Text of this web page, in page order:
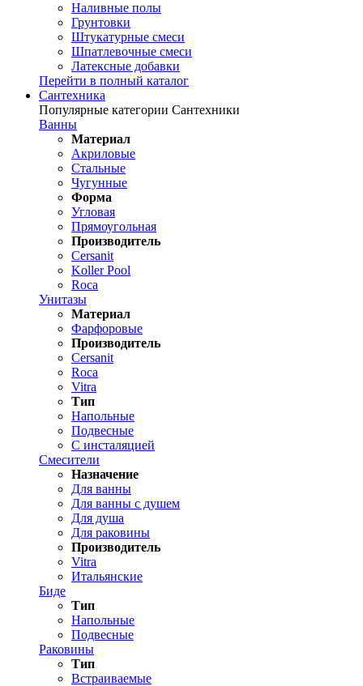
Наливные полы
Грунтовки
Штукатурные смеси
Шпатлевочные смеси
Латексные добавки
Перейти в полный каталог
Сантехника
Популярные категории Сантехники
Ванны
Материал
Акриловые
Стальные
Чугунные
Форма
Угловая
Прямоугольная
Производитель
Cersanit
Koller Pool
Roca
Унитазы
Материал
Фарфоровые
Производитель
Cersanit
Roca
Vitra
Тип
Напольные
Подвесные
С инсталяцией
Смесители
Назначение
Для ванны
Для ванны с душем
Для душа
Для раковины
Производитель
Vitra
Итальянские
Биде
Тип
Напольные
Подвесные
Раковины
Тип
Встраиваемые